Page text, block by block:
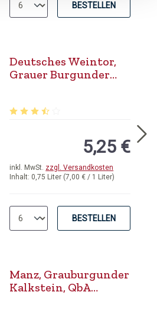
BESTELLEN
Deutsches Weintor,
Grauer Burgunder
Durchschnittliche Bewertung von
Inhalt: 0,75 Liter (7,00 € / 1 Liter)
inkl. MwSt. zzgl. Versandkosten
5,25 €
BESTELLEN
Manz, Grauburgunder
Kalkstein, QbA